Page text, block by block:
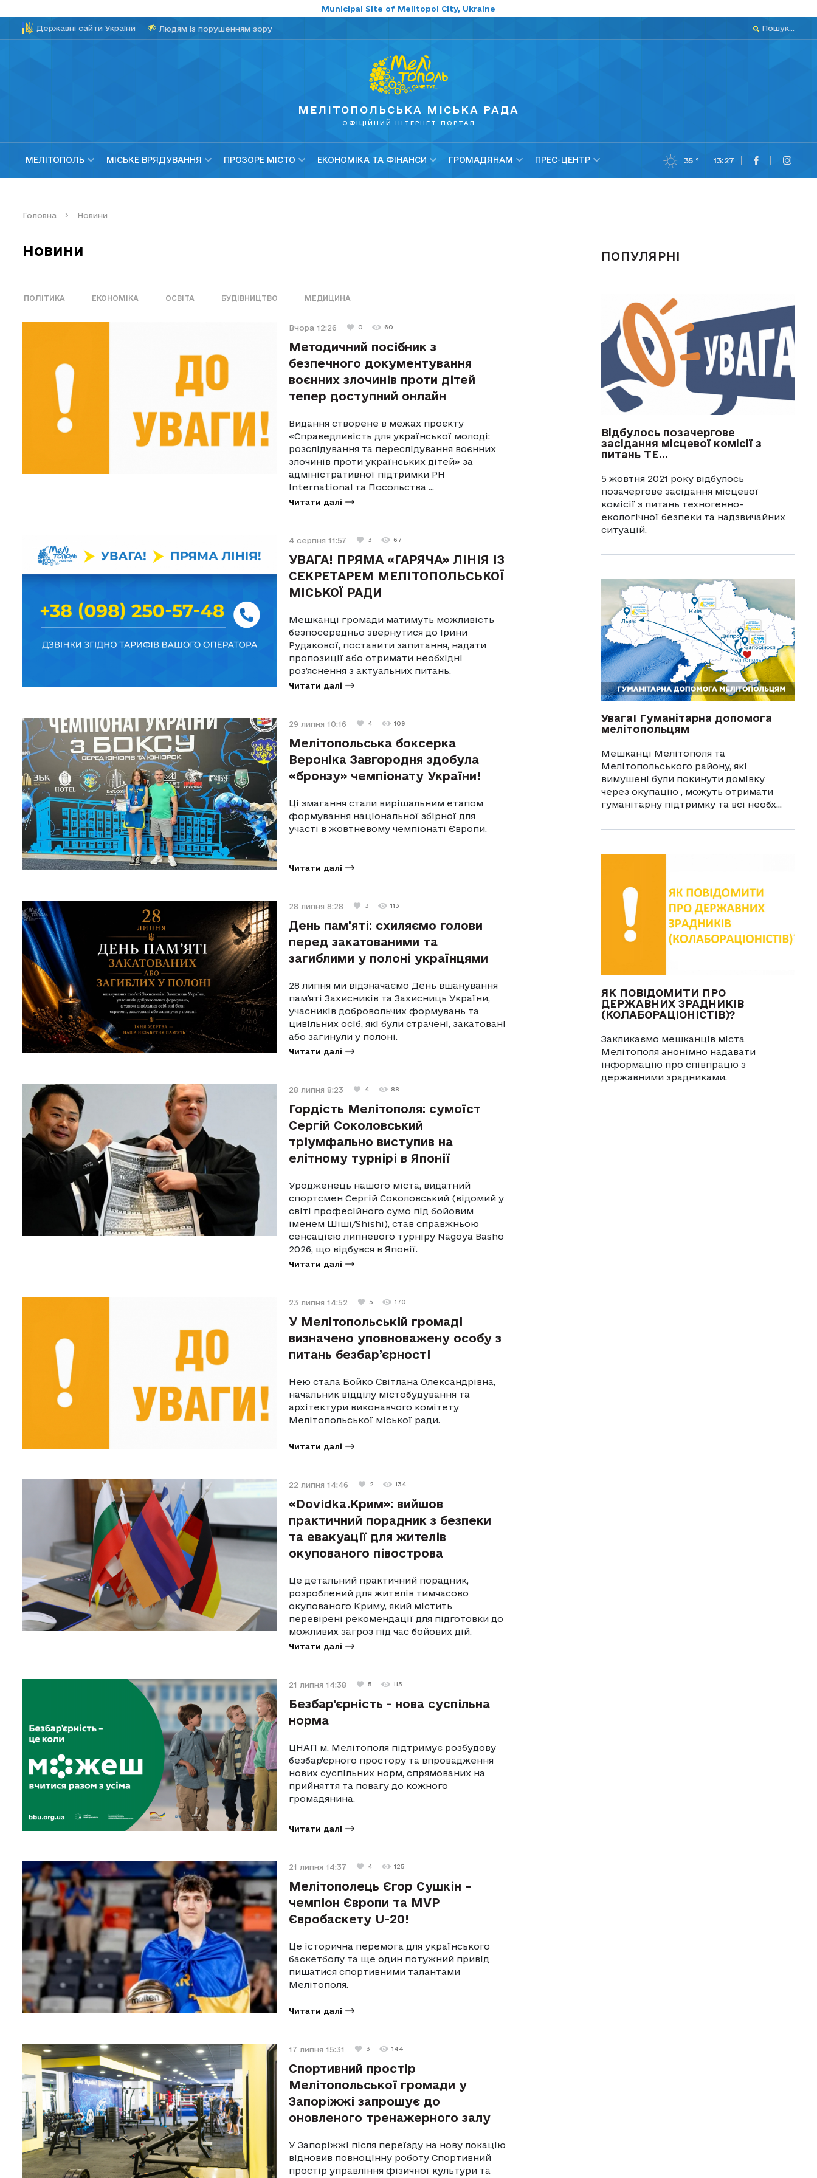
Municipal Site of Melitopol City, Ukraine
Державні сайти України Людям із порушенням зору Пошук...
МЕЛІТОПОЛЬСЬКА МІСЬКА РАДА
ОФІЦІЙНИЙ ІНТЕРНЕТ-ПОРТАЛ
МЕЛІТОПОЛЬ МІСЬКЕ ВРЯДУВАННЯ ПРОЗОРЕ МІСТО ЕКОНОМІКА ТА ФІНАНСИ ГРОМАДЯНАМ ПРЕС-ЦЕНТР 35 ° 13:27
Головна Новини
Новини
ПОЛІТИКА ЕКОНОМІКА ОСВІТА БУДІВНИЦТВО МЕДИЦИНА
Вчора 12:26 0 60
Методичний посібник з
безпечного документування
воєнних злочинів проти дітей
тепер доступний онлайн
Видання створене в межах проєкту
«Справедливість для української молоді:
розслідування та переслідування воєнних
злочинів проти українських дітей» за
адміністративної підтримки PH
International та Посольства ...
Читати далі
4 серпня 11:57 3 67
УВАГА! ПРЯМА «ГАРЯЧА» ЛІНІЯ ІЗ
СЕКРЕТАРЕМ МЕЛІТОПОЛЬСЬКОЇ
МІСЬКОЇ РАДИ
Мешканці громади матимуть можливість
безпосередньо звернутися до Ірини
Рудакової, поставити запитання, надати
пропозиції або отримати необхідні
роз’яснення з актуальних питань.
Читати далі
29 липня 10:16 4 109
Мелітопольська боксерка
Вероніка Завгородня здобула
«бронзу» чемпіонату України!
Ці змагання стали вирішальним етапом
формування національної збірної для
участі в жовтневому чемпіонаті Європи.
Читати далі
28 липня 8:28 3 113
День пам'яті: схиляємо голови
перед закатованими та
загиблими у полоні українцями
28 липня ми відзначаємо День вшанування
пам'яті Захисників та Захисниць України,
учасників добровольчих формувань та
цивільних осіб, які були страчені, закатовані
або загинули у полоні.
Читати далі
28 липня 8:23 4 88
Гордість Мелітополя: сумоїст
Сергій Соколовський
тріумфально виступив на
елітному турнірі в Японії
Уродженець нашого міста, видатний
спортсмен Сергій Соколовський (відомий у
світі професійного сумо під бойовим
іменем Шіші/Shishi), став справжньою
сенсацією липневого турніру Nagoya Basho
2026, що відбувся в Японії.
Читати далі
23 липня 14:52 5 170
У Мелітопольській громаді
визначено уповноважену особу з
питань безбар’єрності
Нею стала Бойко Світлана Олександрівна,
начальник відділу містобудування та
архітектури виконавчого комітету
Мелітопольської міської ради.
Читати далі
22 липня 14:46 2 134
«Dovidka.Крим»: вийшов
практичний порадник з безпеки
та евакуації для жителів
окупованого півострова
Це детальний практичний порадник,
розроблений для жителів тимчасово
окупованого Криму, який містить
перевірені рекомендації для підготовки до
можливих загроз під час бойових дій.
Читати далі
21 липня 14:38 5 115
Безбар'єрність - нова суспільна
норма
ЦНАП м. Мелітополя підтримує розбудову
безбар’єрного простору та впровадження
нових суспільних норм, спрямованих на
прийняття та повагу до кожного
громадянина.
Читати далі
21 липня 14:37 4 125
Мелітополець Єгор Сушкін –
чемпіон Європи та MVP
Євробаскету U-20!
Це історична перемога для українського
баскетболу та ще один потужний привід
пишатися спортивними талантами
Мелітополя.
Читати далі
17 липня 15:31 3 144
Спортивний простір
Мелітопольської громади у
Запоріжжі запрошує до
оновленого тренажерного залу
У Запоріжжі після переїзду на нову локацію
відновив повноцінну роботу Спортивний
простір управління фізичної культури та
ПОПУЛЯРНІ
Відбулось позачергове
засідання місцевої комісії з
питань ТЕ...
5 жовтня 2021 року відбулось
позачергове засідання місцевої
комісії з питань техногенно-
екологічної безпеки та надзвичайних
ситуацій.
Увага! Гуманітарна допомога
мелітопольцям
Мешканці Мелітополя та
Мелітопольського району, які
вимушені були покинути домівку
через окупацію , можуть отримати
гуманітарну підтримку та всі необх...
ЯК ПОВІДОМИТИ ПРО
ДЕРЖАВНИХ ЗРАДНИКІВ
(КОЛАБОРАЦІОНІСТІВ)?
Закликаємо мешканців міста
Мелітополя анонімно надавати
інформацію про співпрацю з
державними зрадниками.